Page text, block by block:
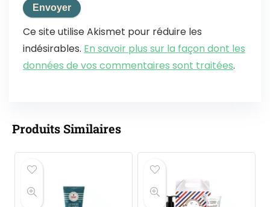
Ce site utilise Akismet pour réduire les
indésirables. En savoir plus sur la façon dont les
données de vos commentaires sont traitées.
Produits Similaires